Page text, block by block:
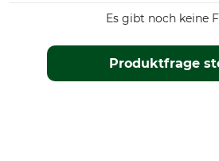
Produktfrage
Es gibt noch keine